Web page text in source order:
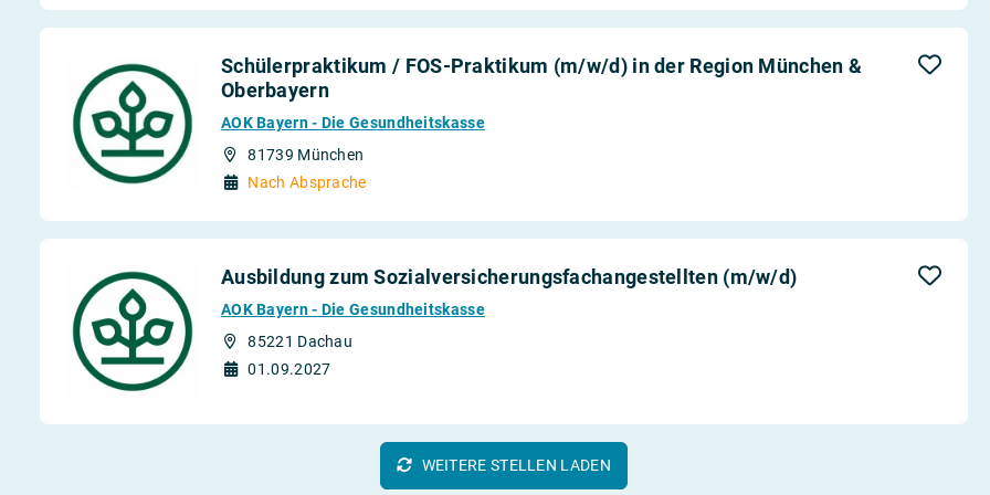
Schülerpraktikum / FOS-Praktikum (m/w/d) in der Region München &
Oberbayern
AOK Bayern - Die Gesundheitskasse
81739 München
Nach Absprache
Ausbildung zum Sozialversicherungsfachangestellten (m/w/d)
AOK Bayern - Die Gesundheitskasse
85221 Dachau
01.09.2027
WEITERE STELLEN LADEN